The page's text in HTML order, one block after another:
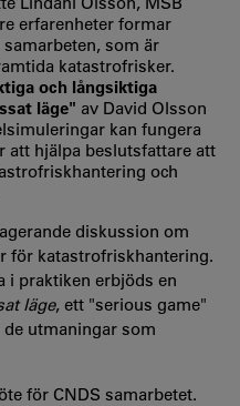
erfarenheter formar
som är
katastrofrisker.
och långsiktiga
läge" av David Olsson
kan fungera
hjälpa beslutsfattare att
och
diskussion om
för katastrofriskhantering.
i praktiken erbjöds en
läge, ett "serious game"
utmaningar som
för CNDS samarbetet.